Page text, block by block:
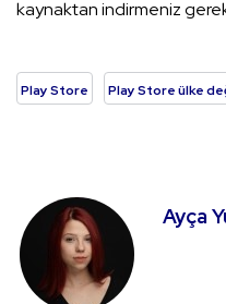
kaynaktan indirmeniz
Play Store Play Store ülke
Ayça